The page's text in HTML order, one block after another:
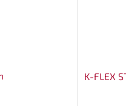
K-FLEX